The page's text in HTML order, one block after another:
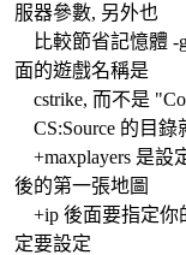
服器參數, 另外也
比較節省記憶體 -
面的遊戲名稱是
cstrike, 而不是
CS:Source 的目錄
+maxplayers 是設
後的第一張地圖
+ip 後面要指定你
定要設定